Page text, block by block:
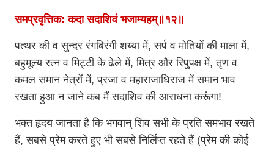
समप्रवृत्तिक: कदा सदाशिवं भजाम्यहम्॥१२॥
पत्थर की व सुन्दर रंगबिरंगी शय्या में, सर्प व मोतियों की माला में,
बहुमूल्य रत्न व मिट्टी के ढेले में, मित्र और रिपुपक्ष में, तृण व
कमल समान नेत्रों में, प्रजा व महाराजाधिराज में समान भाव
रखता हुआ न जाने कब मैं सदाशिव की आराधना करूंगा!
भक्त हृदय जानता है कि भगवान् शिव सभी के प्रति समभाव रखते
हैं, सबसे प्रेम करते हुए भी सबसे निर्लिप्त रहते हैं (प्रेम की कोई